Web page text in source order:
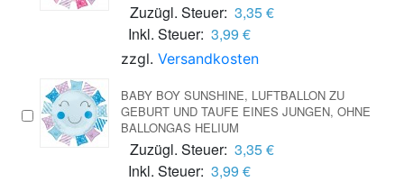
Zuzügl. Steuer: 3,35 €
Inkl. Steuer: 3,99 €
zzgl. Versandkosten
BABY BOY SUNSHINE, LUFTBALLON ZU
GEBURT UND TAUFE EINES JUNGEN, OHNE
BALLONGAS HELIUM
Zuzügl. Steuer: 3,35 €
Inkl. Steuer: 3,99 €